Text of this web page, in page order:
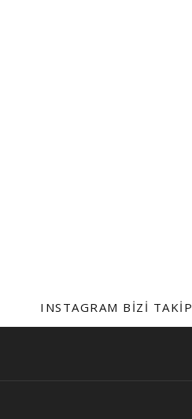
INSTAGRAM BIZI TAKIP